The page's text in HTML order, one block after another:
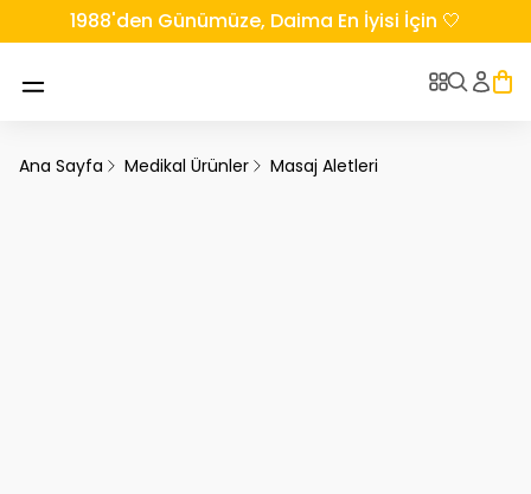
1988'den Günümüze, Daima En İyisi İçin 🤍
Ana Sayfa Medikal Ürünler Masaj Aletleri